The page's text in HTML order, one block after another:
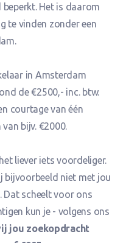
Het is daarom
te vinden zonder een
in Amsterdam
de €2500,- inc. btw.
courtage van één
bijv. €2000.
liever iets voordeliger.
bijvoorbeeld niet met jou
Dat scheelt voor ons
kun je - volgens ons
jou zoekopdracht